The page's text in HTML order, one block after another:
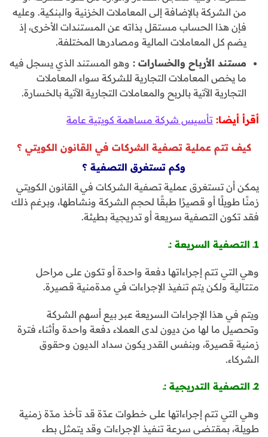
من الشركة بالإضافة إلى المعاملات الخزنية والبنكية. وعليه
فإن هذا الحساب مستقل بذاته عن المستندات الأخرى، إذ
يضم كل المعاملات المالية ومصادرها المختلفة.
مستند الأرباح والخسارات : وهو المستند الذي يسجل فيه
ما يخص المعاملات التجارية للشركة سواء المعاملات
التجارية الآتية بالربح والمعاملات التجارية الآتية بالخسارة.
أقرأ أيضا: تأسيس شركة مساهمة كويتية عامة
كيف تتم عملية تصفية الشركات في القانون الكويتي ؟
وكم تستغرق التصفية ؟
يمكن أن تستغرق عملية تصفية الشركات في القانون الكويتي
زمنًا طويلًا أو قصيرًا طبقًا لحجم الشركة ونشاطها، وبرغم ذلك
فقد تكون التصفية سريعة أو تدريجية بطيئة.
1ـ التصفية السريعة :ـ
وهي التي تتم إجراءاتها دفعة واحدة أو تكون على مراحل
متتالية ولكن يتم تنفيذ الإجراءات في مدةمنية قصيرة.
ويتم في هذا الإجراءات السريعة عبر بيع أسهم الشركة
وتحصيل ما لها من ديون لدى العملاء دفعة واحدة وأثناء فترة
زمنية قصيرة، وبنفس القدر يكون سداد الديون وحقوق
الشركاء.
2ـ التصفية التدريجية :ـ
وهي التي تتم إجراءاتها على خطوات عدّة قد تأخذ مدّة زمنية
طويلة، بمقتضى سرعة تنفيذ الإجراءات وقد يتمثل بطء